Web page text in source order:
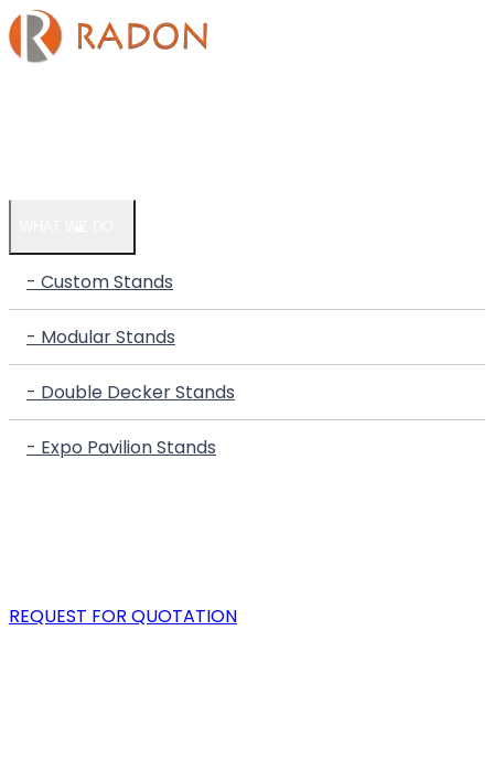
- Custom Stands
- Modular Stands
- Double Decker Stands
- Expo Pavilion Stands
REQUEST FOR QUOTATION